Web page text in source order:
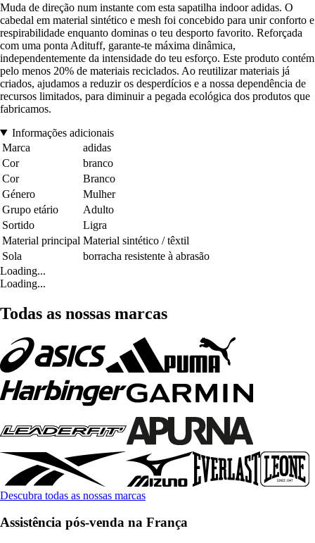
Muda de direção num instante com esta sapatilha indoor adidas. O
cabedal em material sintético e mesh foi concebido para unir conforto e
respirabilidade enquanto dominas o teu desporto favorito. Reforçada
com uma ponta Adituff, garante-te máxima dinâmica,
independentemente da intensidade do teu esforço. Este produto contém
pelo menos 20% de materiais reciclados. Ao reutilizar materiais já
criados, ajudamos a reduzir os desperdícios e a nossa dependência de
recursos limitados, para diminuir a pegada ecológica dos produtos que
fabricamos.
Informações adicionais
Marca
adidas
Cor
branco
Cor
Branco
Género
Mulher
Grupo etário
Adulto
Sortido
Ligra
Material principal Material sintético / têxtil
Sola
borracha resistente à abrasão
Loading...
Loading...
Todas as nossas marcas
Descubra todas as nossas marcas
Assistência pós-venda na França